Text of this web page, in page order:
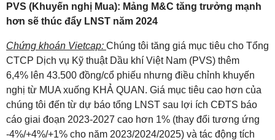
PVS (Khuyến nghị Mua): Mảng M&C tăng trưởng mạnh
hơn sẽ thúc đẩy LNST năm 2024
Chứng khoán Vietcap: Chúng tôi tăng giá mục tiêu cho Tổng
CTCP Dịch vụ Kỹ thuật Dầu khí Việt Nam (PVS) thêm
6,4% lên 43.500 đồng/cổ phiếu nhưng điều chỉnh khuyến
nghị từ MUA xuống KHẢ QUAN. Giá mục tiêu cao hơn của
chúng tôi đến từ dự báo tổng LNST sau lợi ích CĐTS báo
cáo giai đoạn 2023-2027 cao hơn 1% (thay đổi tương ứng
-4%/+4%/+1% cho năm 2023/2024/2025) và tác động tích